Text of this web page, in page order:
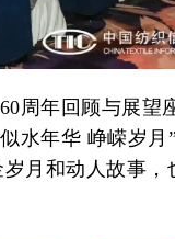
周年回顾与展望
水年华 峥嵘岁月
月和动人故事，